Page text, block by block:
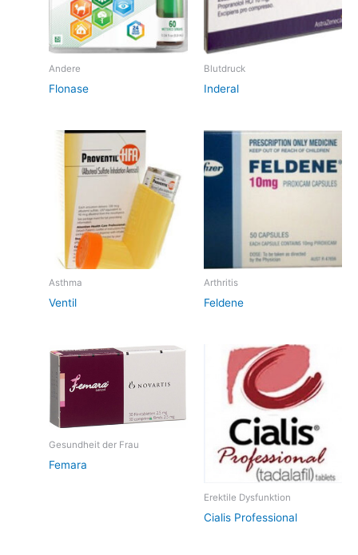
Andere
Flonase
Blutdruck
Inderal
Asthma
Ventil
Arthritis
Feldene
Gesundheit der Frau
Femara
Erektile Dysfunktion
Cialis Professional